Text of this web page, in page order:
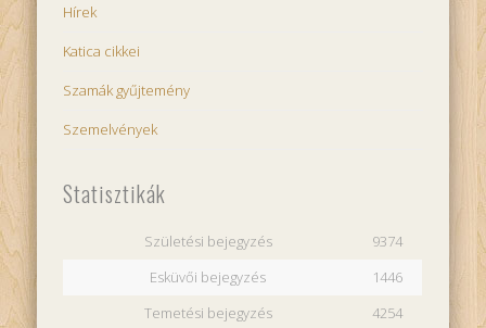
Hírek
Katica cikkei
Szamák gyűjtemény
Szemelvények
Statisztikák
Születési bejegyzés
9374
Esküvői bejegyzés
1446
Temetési bejegyzés
4254